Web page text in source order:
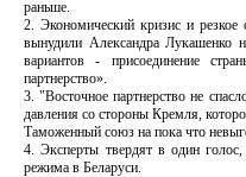
раньше.
2. Экономический кризис и резкое
вынудили Александра Лукашенко
вариантов - присоединение
партнерство».
3. "Восточное партнерство не
давления со стороны Кремля,
Таможенный союз на пока что
4. Эксперты твердят в один
режима в Беларуси.